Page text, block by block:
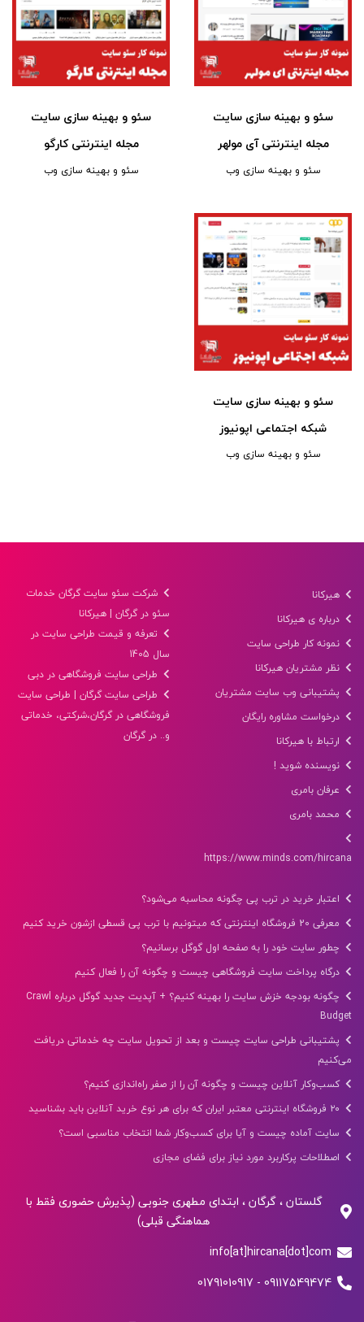
سئو و بهینه سازی سایت
مجله اینترنتی آی مولهر
سئو و بهینه سازی وب
سئو و بهینه سازی سایت
مجله اینترنتی کارگو
سئو و بهینه سازی وب
سئو و بهینه سازی سایت
شبکه اجتماعی اپونیوز
سئو و بهینه سازی وب
هیرکانا
درباره ی هیرکانا
نمونه کار طراحی سایت
نظر مشتریان هیرکانا
پشتیبانی وب سایت مشتریان
درخواست مشاوره رایگان
ارتباط با هیرکانا
نویسنده شوید !
عرفان بامری
محمد بامری
https://www.minds.com/hircana
شرکت سئو سایت گرگان خدمات
سئو در گرگان | هیرکانا
تعرفه و قیمت طراحی سایت در
سال 1405
طراحی سایت فروشگاهی در دبی
طراحی سایت گرگان | طراحی سایت
فروشگاهی در گرگان،شرکتی، خدماتی
و.. در گرگان
اعتبار خرید در ترب پی چگونه محاسبه می‌شود؟
معرفی 20 فروشگاه اینترنتی که میتونیم با ترب پی قسطی ازشون خرید کنیم
چطور سایت خود را به صفحه اول گوگل برسانیم؟
درگاه پرداخت سایت فروشگاهی چیست و چگونه آن را فعال کنیم
چگونه بودجه خزش سایت را بهینه کنیم؟ + آپدیت جدید گوگل درباره Crawl
Budget
پشتیبانی طراحی سایت چیست و بعد از تحویل سایت چه خدماتی دریافت
می‌کنیم
کسب‌وکار آنلاین چیست و چگونه آن را از صفر راه‌اندازی کنیم؟
سایت آماده چیست و آیا برای کسب‌وکار شما انتخاب مناسبی است؟
اصطلاحات پرکاربرد مورد نیاز برای فضای مجازی
گلستان ، گرگان ، ابتدای مطهری جنوبی (پذیرش حضوری فقط با
هماهنگی قبلی)
info[at]hircana[dot]com
09117549474 - 01791010917